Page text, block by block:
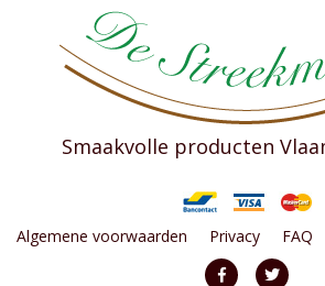
Smaakvolle producten
Algemene voorwaarden Privacy FAQ